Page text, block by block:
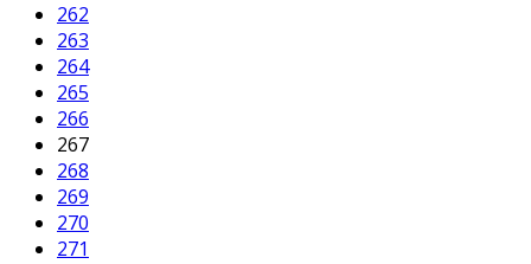
262
263
264
265
266
267
268
269
270
271